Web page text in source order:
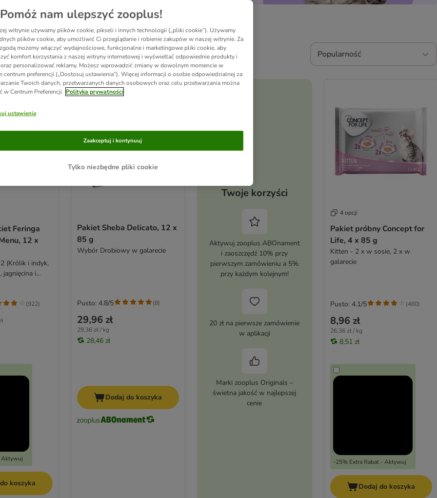
Popularność
been changed
Feringa
12 x
(Królik i indyk,
jagnięcina i
Aktywuj
(922)
koszyka
Pakiet Sheba Delicato, 12 x
85 g
Wybór Drobiowy w galarecie
29,96 zł
29,36 zł / kg
28,46 zł
Pusto: 4.8/5 (8)
Dodaj do koszyka
Twoje korzyści
Aktywuj zooplus ABOnament
i zaoszczędź 10% przy
pierwszym zamówieniu a 5%
przy każdym kolejnym!
20 zł na pierwsze zamówienie
w aplikacji
Marki zooplus Originals –
świetna jakość w najlepszej
cenie
4 opcji
Pakiet próbny Concept for
Life, 4 x 85 g
Kitten - 2 x w sosie, 2 x w
galarecie
8,96 zł
26,36 zł / kg
8,51 zł
-25% Extra Rabat - Aktywuj
Pusto: 4.1/5 (460)
Dodaj do koszyka
Pomóż nam ulepszyć zooplus!
witrynie używamy plików cookie, pikseli i innych technologii („pliki cookie”). Używamy
plików cookie, aby umożliwić Ci przeglądanie i robienie zakupów w naszej witrynie. Za
możemy włączyć wydajnościowe, funkcjonalne i marketingowe pliki cookie, aby
komfort korzystania z naszej witryny internetowej i wyświetlać odpowiednie produkty i
oraz personalizować reklamy. Możesz wprowadzić zmiany w dowolnym momencie w
centrum preferencji („Dostosuj ustawienia”). Więcej informacji o osobie odpowiedzialnej za
Twoich danych, przetwarzanych danych osobowych oraz celu przetwarzania można
w Centrum Preferencji
Polityka prywatności
ustawienia
Tylko niezbędne pliki cookie
Zaakceptuj i kontynuuj